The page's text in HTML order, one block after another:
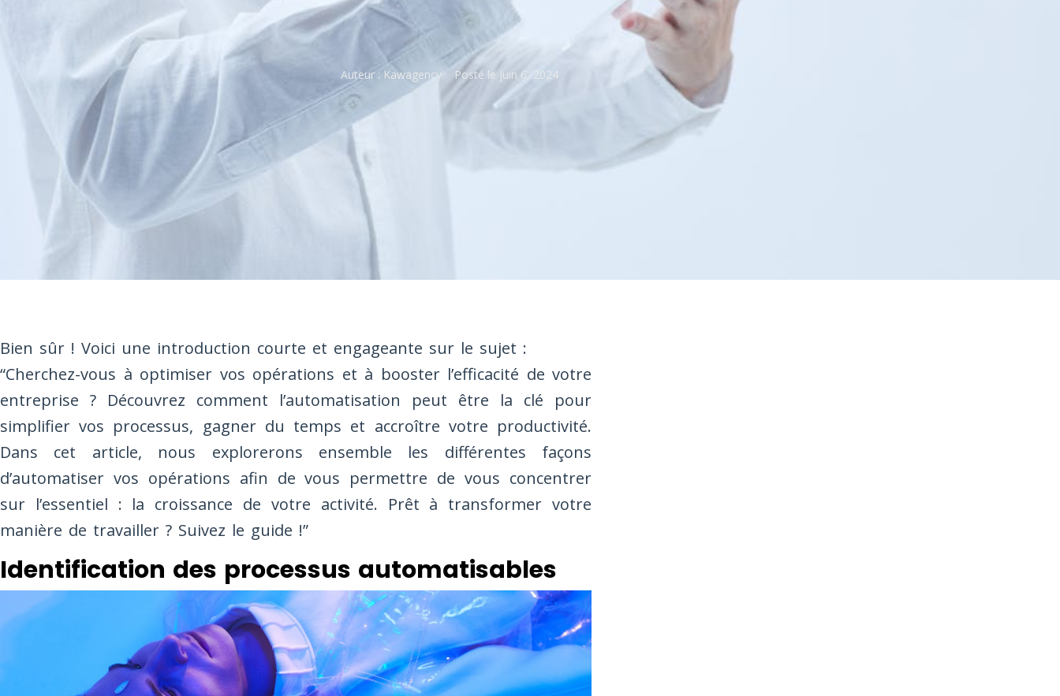
Auteur : Kawagency Posté le juin 6, 2024
Bien sûr ! Voici une introduction courte et engageante sur le sujet :
“Cherchez-vous à optimiser vos opérations et à booster l’efficacité de votre
entreprise ? Découvrez comment l’automatisation peut être la clé pour
simplifier vos processus, gagner du temps et accroître votre productivité.
Dans cet article, nous explorerons ensemble les différentes façons
d’automatiser vos opérations afin de vous permettre de vous concentrer
sur l’essentiel : la croissance de votre activité. Prêt à transformer votre
manière de travailler ? Suivez le guide !”
Identification des processus automatisables